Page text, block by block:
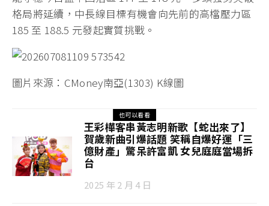
格局將延續，中長線目標有機會向先前的高檔壓力區
185 至 188.5 元發起實質挑戰。
圖片來源：CMoney南亞(1303) K線圖
也可以看看
王彩樺客串黃志明新歌【蛇出來了】
賀歲新曲引爆話題 笑稱自爆好運「三
億財產」驚呆許富凱 女兒庭庭當場拆
台
2025 年 2 月 4 日